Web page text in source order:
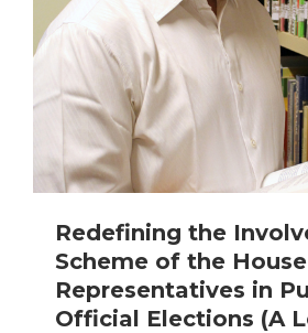
Redefining the
Scheme of the
Representatives in
Official Elections (A